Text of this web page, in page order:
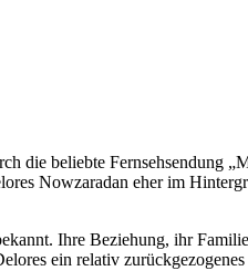
die beliebte Fernsehsendung
Nowzaradan eher im
Ihre Beziehung, ihr
ein relativ